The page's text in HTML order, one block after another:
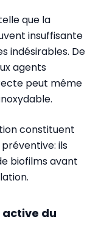
que la
insuffisante
indésirables. De
agents
peut même
constituent
ils
biofilms avant
du